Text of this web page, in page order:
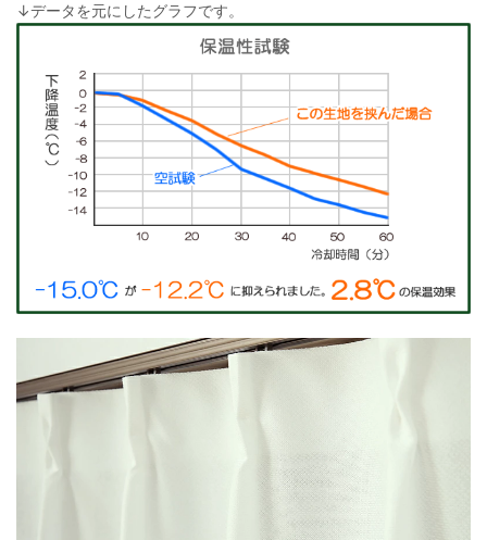
↓データを元にしたグラフです。